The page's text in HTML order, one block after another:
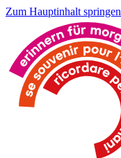
Zum Hauptinhalt springen